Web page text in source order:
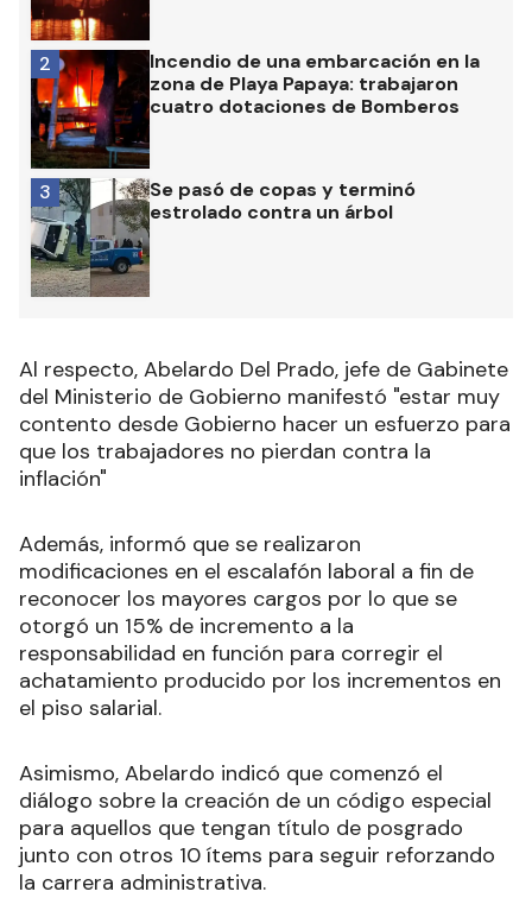
Incendio de una embarcación en la
zona de Playa Papaya: trabajaron
cuatro dotaciones de Bomberos
2
Se pasó de copas y terminó
estrolado contra un árbol
3
Al respecto, Abelardo Del Prado, jefe de Gabinete
del Ministerio de Gobierno manifestó "estar muy
contento desde Gobierno hacer un esfuerzo para
que los trabajadores no pierdan contra la
inflación"
Además, informó que se realizaron
modificaciones en el escalafón laboral a fin de
reconocer los mayores cargos por lo que se
otorgó un 15% de incremento a la
responsabilidad en función para corregir el
achatamiento producido por los incrementos en
el piso salarial.
Asimismo, Abelardo indicó que comenzó el
diálogo sobre la creación de un código especial
para aquellos que tengan título de posgrado
junto con otros 10 ítems para seguir reforzando
la carrera administrativa.